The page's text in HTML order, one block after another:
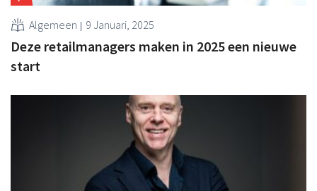
Algemeen 9 Januari, 2025
Deze retailmanagers maken in 2025 een nieuwe
start